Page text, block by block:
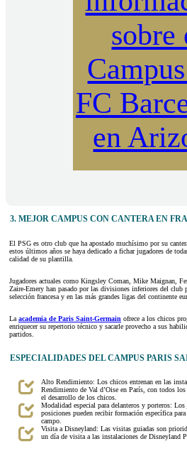
sobre
FC
en
3. MEJOR CAMPUS CON CANTERA EN
El PSG es otro club que ha apostado muchísimo por su
estos últimos años se haya dedicado a fichar jugadores de
calidad de su plantilla.
Jugadores actuales como Kingsley Coman, Mike Maignan,
Zaire-Emery han pasado por las divisiones inferiores del club
selección francesa y en las más grandes ligas del continente
La academia de Paris Saint-Germain ofrece a los chicos
enriquecer su repertorio técnico y sacarle provecho a sus
partidos.
ESPECIALIDADES DEL CAMPUS PARIS
Alto Rendimiento: Los chicos entrenan en las
Rendimiento de Val d’Oise en París, con todos
el desarrollo de los chicos.
Modalidad especial para delanteros y porteros: Los
posiciones pueden recibir formación específica
campo.
Visita a Disneyland: Las visitas guiadas son
un día de visita a las instalaciones de Disneyland